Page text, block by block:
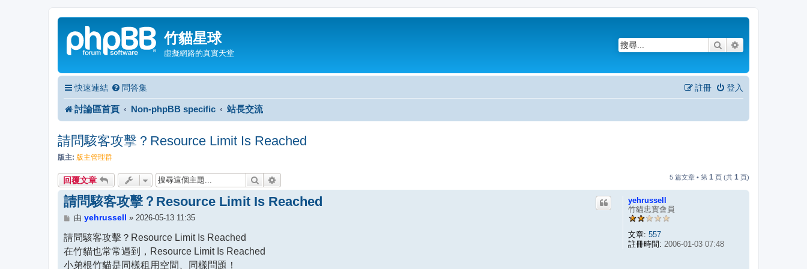
竹貓星球
虛擬網路的真實天堂
搜尋
快速連結 問答集 登入
註冊
討論區首頁 Non-phpBB specific 站長交流
請問駭客攻擊？Resource Limit Is Reached
版主: 版主管理群
回覆文章 搜尋 5 篇文章 • 第 1 頁 (共 1 頁)
yehrussell
竹貓忠實會員
文章: 557
註冊時間: 2006-01-03 07:48
請問駭客攻擊？Resource Limit Is Reached
文
由 yehrussell » 2026-05-13 11:35
請問駭客攻擊？Resource Limit Is Reached
在竹貓也常常遇到，Resource Limit Is Reached
小弟根竹貓是同樣租用空間、同樣問題！